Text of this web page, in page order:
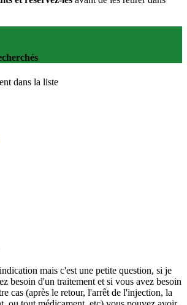
dans la liste
mais c'est une petite question, si je
besoin d'un traitement et si vous avez besoin
cas (après le retour, l'arrêt de l'injection, la